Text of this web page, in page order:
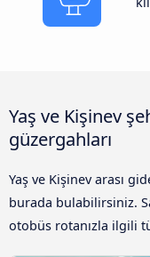
Yaş ve Kişinev
güzergahları
Yaş ve Kişinev arası
burada bulabilirsiniz.
otobüs rotanızla ilgili